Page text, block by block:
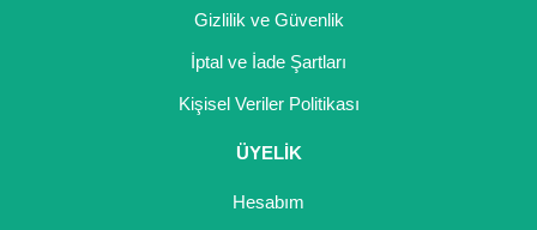
Gizlilik ve Güvenlik
İptal ve İade Şartları
Kişisel Veriler Politikası
ÜYELİK
Hesabım
Trabzon Hurması Fidanı